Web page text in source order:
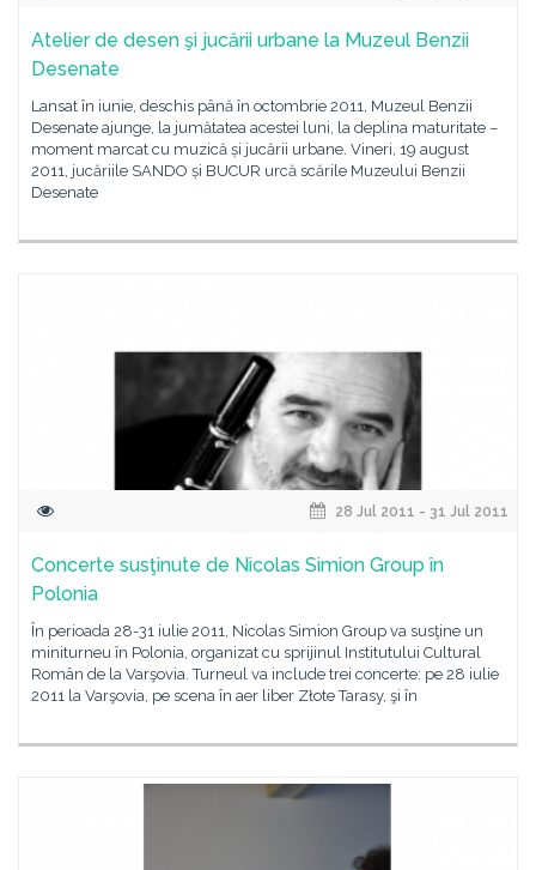
Atelier de desen şi jucării urbane la Muzeul Benzii
Desenate
Lansat în iunie, deschis până în octombrie 2011, Muzeul Benzii
Desenate ajunge, la jumătatea acestei luni, la deplina maturitate –
moment marcat cu muzică și jucării urbane. Vineri, 19 august
2011, jucăriile SANDO și BUCUR urcă scările Muzeului Benzii
Desenate
28 Jul 2011 - 31 Jul 2011
Concerte susţinute de Nicolas Simion Group în
Polonia
În perioada 28-31 iulie 2011, Nicolas Simion Group va susţine un
miniturneu în Polonia, organizat cu sprijinul Institutului Cultural
Român de la Varşovia. Turneul va include trei concerte: pe 28 iulie
2011 la Varşovia, pe scena în aer liber Złote Tarasy, şi în